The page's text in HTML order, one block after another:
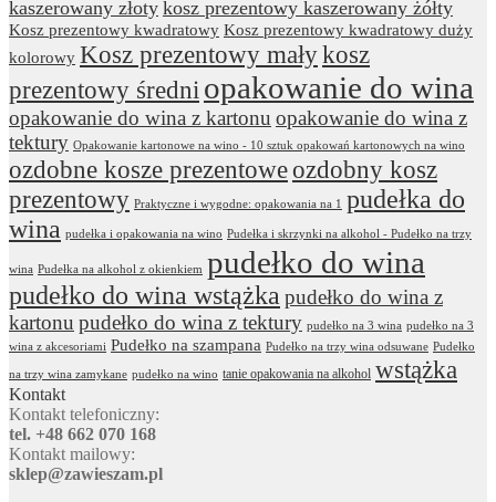
kaszerowany złoty kosz prezentowy kaszerowany żółty
Kosz prezentowy kwadratowy Kosz prezentowy kwadratowy duży
kolorowy Kosz prezentowy małykosz
prezentowy średni opakowanie do wina
opakowanie do wina z kartonu opakowanie do wina z
tektury Opakowanie kartonowe na wino - 10 sztuk opakowań kartonowych na wino
ozdobne kosze prezentoweozdobny kosz
prezentowy Praktyczne i wygodne: opakowania na 1
pudełka do
wina pudełka i opakowania na wino Pudełka i skrzynki na alkohol - Pudełko na trzy
wina Pudełka na alkohol z okienkiem pudełko do wina
pudełko do wina wstążka pudełko do wina z
kartonu pudełko do wina z tektury pudełko na 3 wina pudełko na 3
wina z akcesoriami Pudełko na szampana Pudełko na trzy wina odsuwane Pudełko
na trzy wina zamykane pudełko na wino tanie opakowania na alkohol wstążka
Kontakt
Kontakt telefoniczny:
tel. +48 662 070 168
Kontakt mailowy:
sklep@zawieszam.pl